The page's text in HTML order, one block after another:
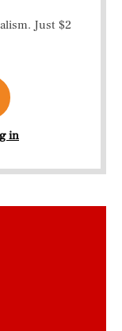
Just $2
in